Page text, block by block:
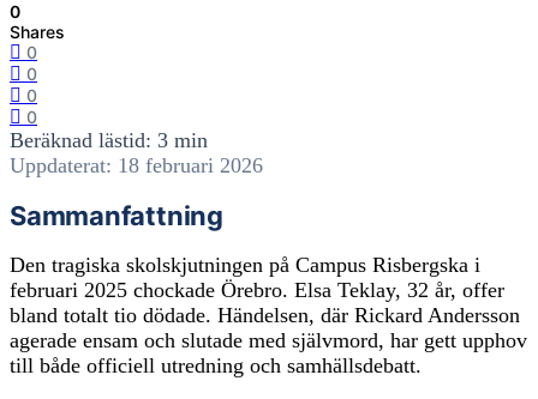
0
Shares
0
0
0
0
Beräknad lästid: 3 min
Uppdaterat: 18 februari 2026
Sammanfattning
Den tragiska skolskjutningen på Campus Risbergska i
februari 2025 chockade Örebro. Elsa Teklay, 32 år, offer
bland totalt tio dödade. Händelsen, där Rickard Andersson
agerade ensam och slutade med självmord, har gett upphov
till både officiell utredning och samhällsdebatt.